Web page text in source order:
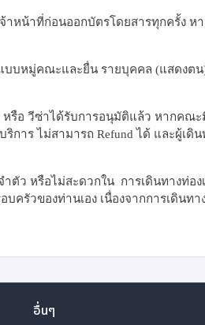
าหน้าที่ก่อนออกบัตรโดยสารทุกครั้ง ห
บบหมู่คณะและยื่น รายบุคคล (แสดงต
หรือ วีซ่าได้รับการอนุมัติแล้ว หากคณะ
ริการ ไม่สามารถ Refundได้ และผู้เดิ
ำตัว หรือไม่สะดวกใน การเดินทางท่อง
รัวของท่านเอง เนื่องจากการเดินทา
อื่นๆ